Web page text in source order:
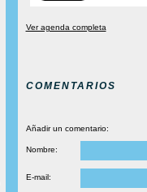
Ver agenda completa
COMENTARIOS
Añadir un comentario:
Nombre:
E-mail: